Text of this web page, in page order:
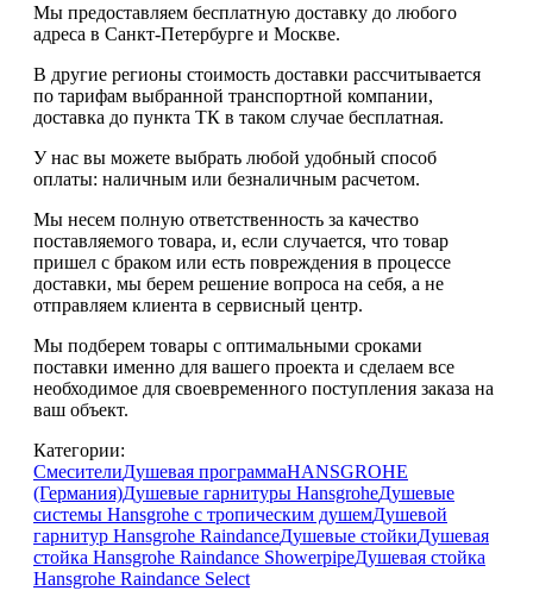
Мы предоставляем бесплатную доставку до любого
адреса в Санкт-Петербурге и Москве.
В другие регионы стоимость доставки рассчитывается
по тарифам выбранной транспортной компании,
доставка до пункта ТК в таком случае бесплатная.
У нас вы можете выбрать любой удобный способ
оплаты: наличным или безналичным расчетом.
Мы несем полную ответственность за качество
поставляемого товара, и, если случается, что товар
пришел с браком или есть повреждения в процессе
доставки, мы берем решение вопроса на себя, а не
отправляем клиента в сервисный центр.
Мы подберем товары с оптимальными сроками
поставки именно для вашего проекта и сделаем все
необходимое для своевременного поступления заказа на
ваш объект.
Категории:
СмесителиДушевая программаHANSGROHE
(Германия)Душевые гарнитуры HansgroheДушевые
системы Hansgrohe с тропическим душемДушевой
гарнитур Hansgrohe RaindanceДушевые стойкиДушевая
стойка Hansgrohe Raindance ShowerpipeДушевая стойка
Hansgrohe Raindance Select